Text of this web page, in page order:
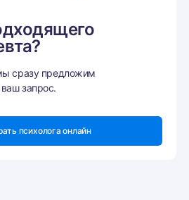
сразу предложим
запрос.
психолога онлайн